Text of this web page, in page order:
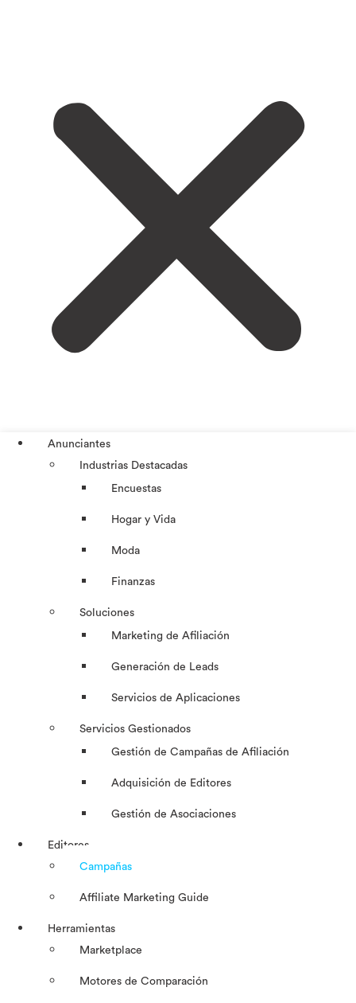
Anunciantes
Industrias Destacadas
Encuestas
Hogar y Vida
Moda
Finanzas
Soluciones
Marketing de Afiliación
Generación de Leads
Servicios de Aplicaciones
Servicios Gestionados
Gestión de Campañas de Afiliación
Adquisición de Editores
Gestión de Asociaciones
Editores
Campañas
Affiliate Marketing Guide
Herramientas
Marketplace
Motores de Comparación